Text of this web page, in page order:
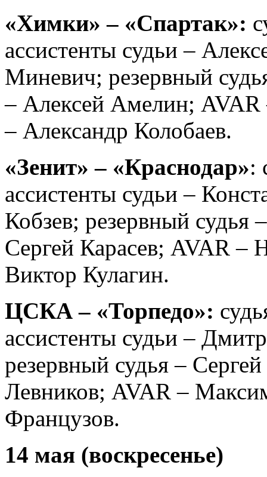
«Химки» – «Спартак»:
ассистенты судьи –
Миневич; резервный
– Алексей Амелин; AVAR
– Александр Колобаев.
«Зенит» – «Краснодар»:
ассистенты судьи –
Кобзев; резервный
Сергей Карасeв; AVAR –
Виктор Кулагин.
ЦСКА – «Торпедо»:
ассистенты судьи –
резервный судья –
Левников; AVAR –
Французов.
14 мая (воскресенье)